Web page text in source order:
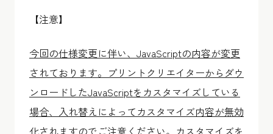
【注意】
今回の仕様変更に伴い、JavaScriptの内容が変更
されております。 プリントクリエイターからダウ
ンロードしたJavaScriptをカスタマイズしている
場合、入れ替えによってカスタマイズ内容が無効
化されますのでご注意ください。 カスタマイズを